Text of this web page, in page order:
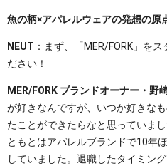
魚の柄×アパレルウェアの発想の原
NEUT ：まず、「MER/FORK」を
ださい！
MER/FORK ブランドオーナー・野
が好きなんですが、いつか好きな
たことができたらなと思っていま
ともとはアパレルブランドで10年
していました。退職したタイミン